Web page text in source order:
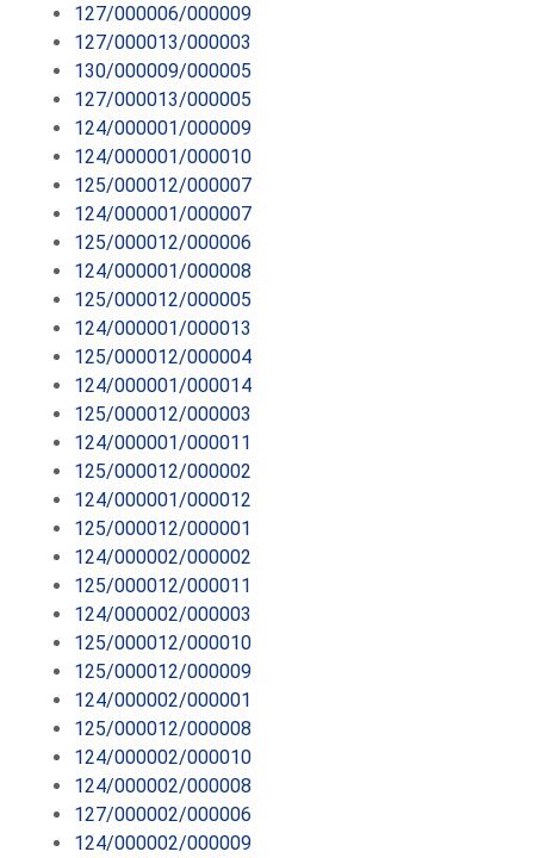
127/000006/000009
127/000013/000003
130/000009/000005
127/000013/000005
124/000001/000009
124/000001/000010
125/000012/000007
124/000001/000007
125/000012/000006
124/000001/000008
125/000012/000005
124/000001/000013
125/000012/000004
124/000001/000014
125/000012/000003
124/000001/000011
125/000012/000002
124/000001/000012
125/000012/000001
124/000002/000002
125/000012/000011
124/000002/000003
125/000012/000010
125/000012/000009
124/000002/000001
125/000012/000008
124/000002/000010
124/000002/000008
127/000002/000006
124/000002/000009